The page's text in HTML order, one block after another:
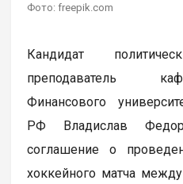
Фото: freepik.com
Кандидат
преподаватель
Финансового
РФ Владислав
соглашение о
хоккейного матча